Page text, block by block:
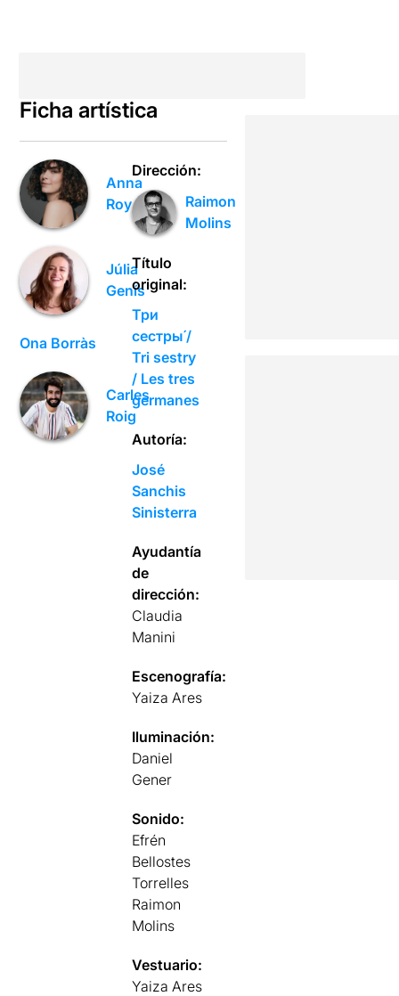
Ficha artística
Anna
Roy
Júlia
Genís
Ona Borràs
Carles
Roig
Dirección:
Raimon
Molins
Título
original:
Три
сeстры́ /
Tri sestry
/ Les tres
germanes
Autoría:
José
Sanchis
Sinisterra
Ayudantía
de
dirección:
Claudia
Manini
Escenografía:
Yaiza Ares
Iluminación:
Daniel
Gener
Sonido:
Efrén
Bellostes
Torrelles
Raimon
Molins
Vestuario:
Yaiza Ares